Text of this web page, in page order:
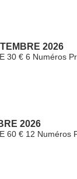
2026
30 € 6 Numéros
2026
60 € 12 Numéros